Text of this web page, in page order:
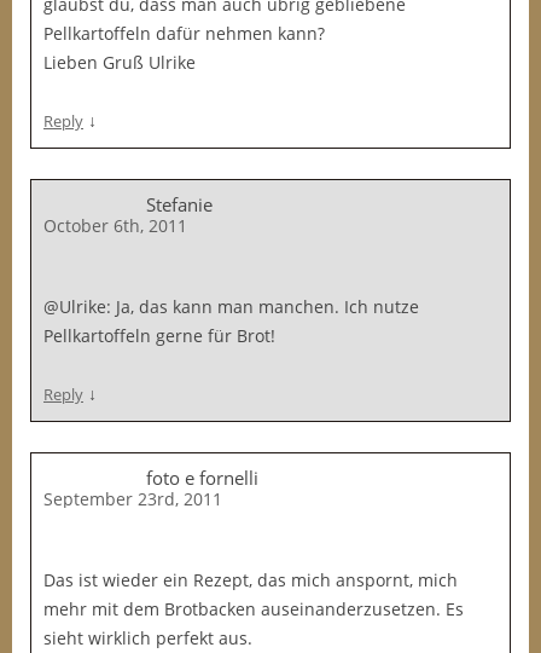
Pellkartoffeln dafür nehmen kann?
Lieben Gruß Ulrike
Reply ↓
Stefanie
October 6th, 2011
@Ulrike: Ja, das kann man manchen. Ich nutze
Pellkartoffeln gerne für Brot!
Reply ↓
foto e fornelli
September 23rd, 2011
Das ist wieder ein Rezept, das mich anspornt, mich
mehr mit dem Brotbacken auseinanderzusetzen. Es
sieht wirklich perfekt aus.